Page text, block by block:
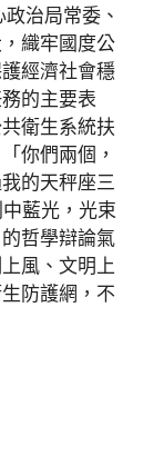
治局常委、
織牢國度公
經濟社會穩
的主要表
衛生系統扶
你們兩個，
的天秤座三
藍光，光束
哲學辯論氣
風、文明上
防護網，不